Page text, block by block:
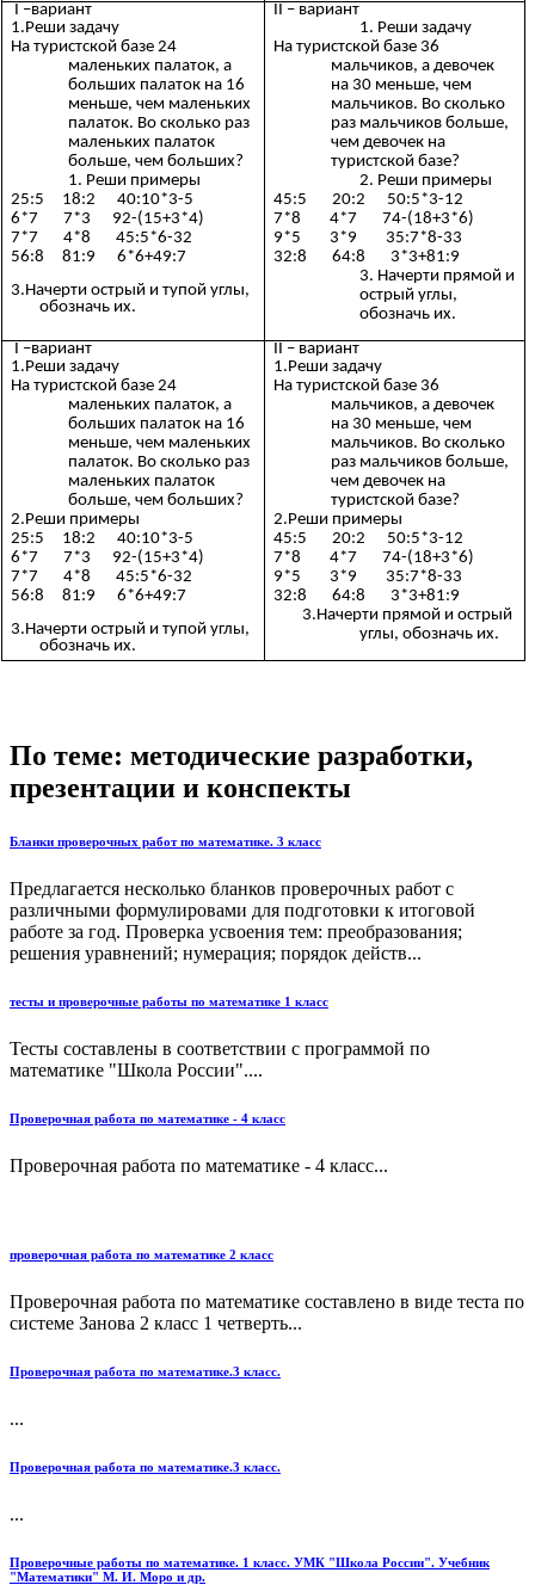
I –вариант
1.Реши задачу
На туристской базе 24
маленьких палаток, а
больших палаток на 16
меньше, чем маленьких
палаток. Во сколько раз
маленьких палаток
больше, чем больших?
Реши примеры
25:5 18:2 40:10*3-5
6*7 7*3 92-(15+3*4)
7*7 4*8 45:5*6-32
56:8 81:9 6*6+49:7
3.Начерти острый и тупой углы,
обозначь их.
II – вариант
Реши задачу
На туристской базе 36
мальчиков, а девочек
на 30 меньше, чем
мальчиков. Во сколько
раз мальчиков больше,
чем девочек на
туристской базе?
Реши примеры
45:5 20:2 50:5*3-12
7*8 4*7 74-(18+3*6)
9*5 3*9 35:7*8-33
32:8 64:8 3*3+81:9
Начерти прямой и
острый углы,
обозначь их.
I –вариант
1.Реши задачу
На туристской базе 24
маленьких палаток, а
больших палаток на 16
меньше, чем маленьких
палаток. Во сколько раз
маленьких палаток
больше, чем больших?
2.Реши примеры
25:5 18:2 40:10*3-5
6*7 7*3 92-(15+3*4)
7*7 4*8 45:5*6-32
56:8 81:9 6*6+49:7
3.Начерти острый и тупой углы,
обозначь их.
II – вариант
1.Реши задачу
На туристской базе 36
мальчиков, а девочек
на 30 меньше, чем
мальчиков. Во сколько
раз мальчиков больше,
чем девочек на
туристской базе?
2.Реши примеры
45:5 20:2 50:5*3-12
7*8 4*7 74-(18+3*6)
9*5 3*9 35:7*8-33
32:8 64:8 3*3+81:9
3.Начерти прямой и острый
углы, обозначь их.
По теме: методические разработки,
презентации и конспекты
Бланки проверочных работ по математике. 3 класс
Предлагается несколько бланков проверочных работ с
различными формулировами для подготовки к итоговой
работе за год. Проверка усвоения тем: преобразования;
решения уравнений; нумерация; порядок действ...
тесты и проверочные работы по математике 1 класс
Тесты составлены в соответствии с программой по
математике "Школа России"....
Проверочная работа по математике - 4 класс
Проверочная работа по математике - 4 класс...
проверочная работа по математике 2 класс
Проверочная работа по математике составлено в виде теста по
системе Занова 2 класс 1 четверть...
Проверочная работа по математике.3 класс.
...
Проверочная работа по математике.3 класс.
...
Проверочные работы по математике. 1 класс. УМК "Школа России". Учебник
"Математики" М. И. Моро и др.